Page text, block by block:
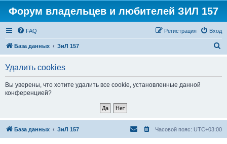
Форум владельцев и любителей ЗИЛ 157
FAQ Вход
Регистрация
База данных ЗиЛ 157
Удалить cookies
Вы уверены, что хотите удалить все cookie, установленные данной
конференцией?
База данных ЗиЛ 157 Часовой пояс: UTC+03:00